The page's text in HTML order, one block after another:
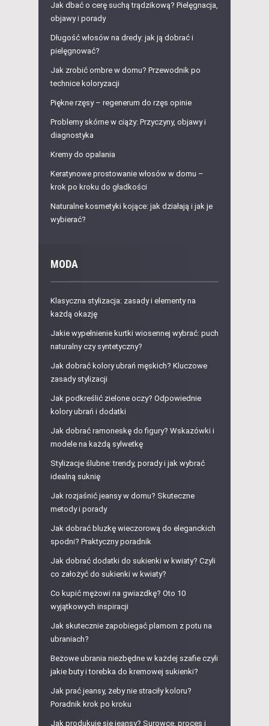
Jak dbać o cerę suchą trądzikową? Pielęgnacja,
objawy i porady
Długość włosów na dredy: jak ją dobrać i
pielęgnować?
Jak zrobić ombre w domu? Przewodnik po
technice koloryzacji
Piękne rzęsy – regenerum do rzęs opinie
Problemy skórne w ciąży: Przyczyny, objawy i
diagnostyka
Kremy do opalania
Keratynowe prostowanie włosów w domu –
krok po kroku do gładkości
Naturalne kosmetyki kojące: jak działają i jak je
wybierać?
MODA
Klasyczna stylizacja: zasady i elementy na
każdą okazję
Jakie wypełnienie kurtki wiosennej wybrać: puch
naturalny czy syntetyczny?
Jak dobrać kolory ubrań męskich? Kluczowe
zasady stylizacji
Jak podkreślić zielone oczy? Odpowiednie
kolory ubrań i dodatki
Jak dobrać ramoneskę do figury? Wskazówki i
modele na każdą sylwetkę
Stylizacje ślubne: trendy, porady i jak wybrać
idealną suknię
Jak rozjaśnić jeansy w domu? Skuteczne
metody i porady
Jak dobrać bluzkę wieczorową do eleganckich
spodni? Praktyczny poradnik
Jak dobrać dodatki do sukienki w kwiaty? Czyli
co założyć do sukienki w kwiaty?
Co kupić mężowi na gwiazdkę? Oto 10
wyjątkowych inspiracji
Jak skutecznie zapobiegać plamom z potu na
ubraniach?
Beżowe ubrania niezbędne w każdej szafie czyli
jakie buty i torebka do kremowej sukienki?
Jak prać jeansy, żeby nie straciły koloru?
Poradnik krok po kroku
Jak produkuje się jeansy? Surowce, proces i